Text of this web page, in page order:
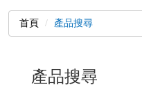
首頁 產品搜尋
產品搜尋